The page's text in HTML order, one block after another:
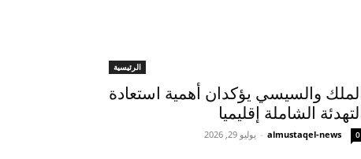
الرئيسية
الملك والسيسي يؤكدان أهمية استعادة
التهدئة الشاملة إقليميا
almustaqel-news
- يوليو 29, 2026 0